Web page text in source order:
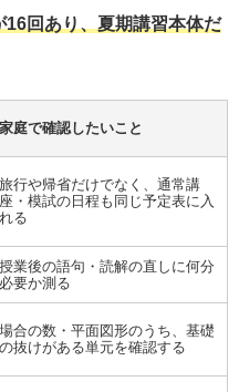
回あり、夏期講習本体だ
家庭で確認したいこと
旅行や帰省だけでなく、通常講
座・模試の日程も同じ予定表に入
れる
授業後の語句・読解の直しに何分
必要か測る
場合の数・平面図形のうち、基礎
の抜けがある単元を確認する